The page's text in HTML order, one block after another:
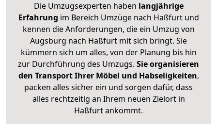
Die Umzugsexperten haben langjährige
Erfahrung im Bereich Umzüge nach Haßfurt und
kennen die Anforderungen, die ein Umzug von
Augsburg nach Haßfurt mit sich bringt. Sie
kümmern sich um alles, von der Planung bis hin
zur Durchführung des Umzugs. Sie organisieren
den Transport Ihrer Möbel und Habseligkeiten,
packen alles sicher ein und sorgen dafür, dass
alles rechtzeitig an Ihrem neuen Zielort in
Haßfurt ankommt.